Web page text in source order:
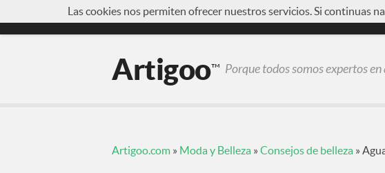
¿QUÉ ES ARTIGOO? FORO INICIAR SESIÓN
Artigoo™ Porque todos somos expertos
Artigoo.com » Moda y Belleza » Consejos de belleza »
Las cookies nos permiten ofrecer nuestros servicios. Si continuas